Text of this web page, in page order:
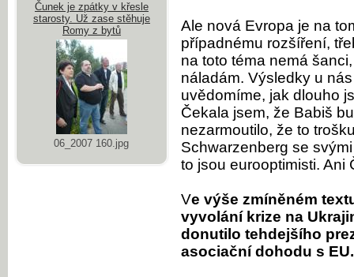
Ale nová Evropa je na
případnému rozšíření,
na toto téma nemá
náladám. Výsledky u
uvědomíme, jak dlouho
Čekala jsem, že Babiš
nezarmoutilo, že to
Schwarzenberg se
to jsou eurooptimisti. Ani
Ve výše zmíněném
vyvolání krize na
donutilo tehdejšího
asociační dohodu s
Čunek je zpátky v křesle
starosty. Už zase stěhuje
Romy z bytů
06_2007 160.jpg